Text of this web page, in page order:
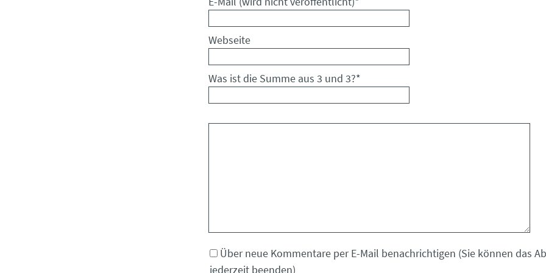
Webseite
Was ist die Summe aus 3 und 3?*
Über neue Kommentare per E-Mail benachrichtigen (Sie können das
jederzeit beenden)